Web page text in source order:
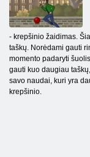
- krepšinio žaidimas.
taškų. Norėdami gauti
momento padaryti
gauti kuo daugiau
savo naudai, kuri yra
krepšinio.